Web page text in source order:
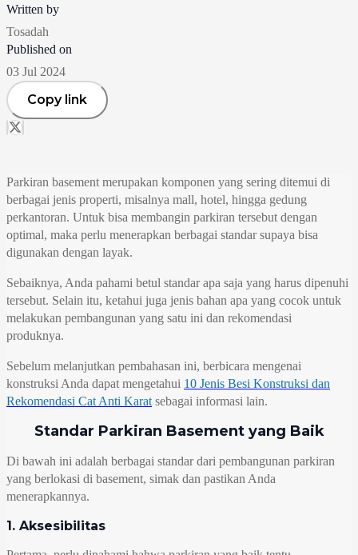
Written by
Tosadah
Published on
03 Jul 2024
Copy link
Parkiran basement merupakan komponen yang sering ditemui di
berbagai jenis properti, misalnya mall, hotel, hingga gedung
perkantoran. Untuk bisa membangin parkiran tersebut dengan
optimal, maka perlu menerapkan berbagai standar supaya bisa
digunakan dengan layak.
Sebaiknya, Anda pahami betul standar apa saja yang harus dipenuhi
tersebut. Selain itu, ketahui juga jenis bahan apa yang cocok untuk
melakukan pembangunan yang satu ini dan rekomendasi
produknya.
Sebelum melanjutkan pembahasan ini, berbicara mengenai
konstruksi Anda dapat mengetahui 10 Jenis Besi Konstruksi dan
Rekomendasi Cat Anti Karat sebagai informasi lain.
Standar Parkiran Basement yang Baik
Di bawah ini adalah berbagai standar dari pembangunan parkiran
yang berlokasi di basement, simak dan pastikan Anda
menerapkannya.
1. Aksesibilitas